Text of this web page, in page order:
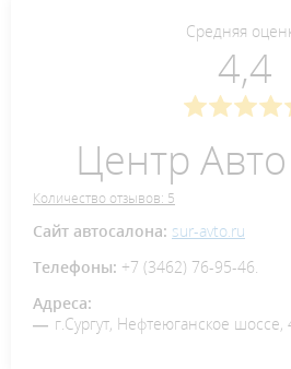
Средняя
4,4
Центр Авто
Количество отзывов: 5
Сайт автосалона: sur-avto.ru
Телефоны: +7 (3462) 76-95-46.
Адреса:
г.Сургут, Нефтеюганское шоссе,